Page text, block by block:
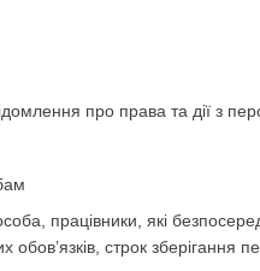
про права та дії з
працівники, які
строк зберігання